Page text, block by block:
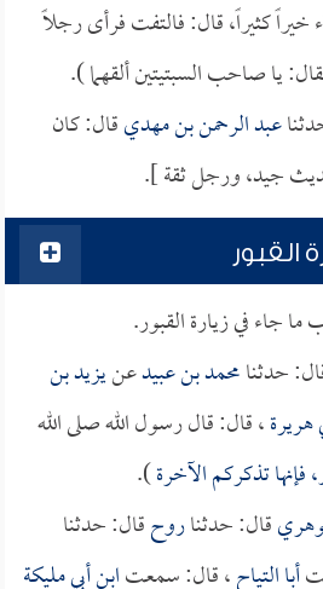
كثيراً، قال: فالتفت فرأى رجلاً
يا صاحب السبتيتين ألقهما ).
عبد الرحمن بن مهديقال: كان
جيد، ورجل ثقة ].
القبور
جاء في زيارة القبور.
حدثنامحمد بن عبيدعنيزيد بن
هريرة، قال: قال رسول الله صلى الله
فإنها تذكركم الآخرة).
قال: حدثناروحقال: حدثنا
أبا التياح، قال: سمعتابن أبي مليكة